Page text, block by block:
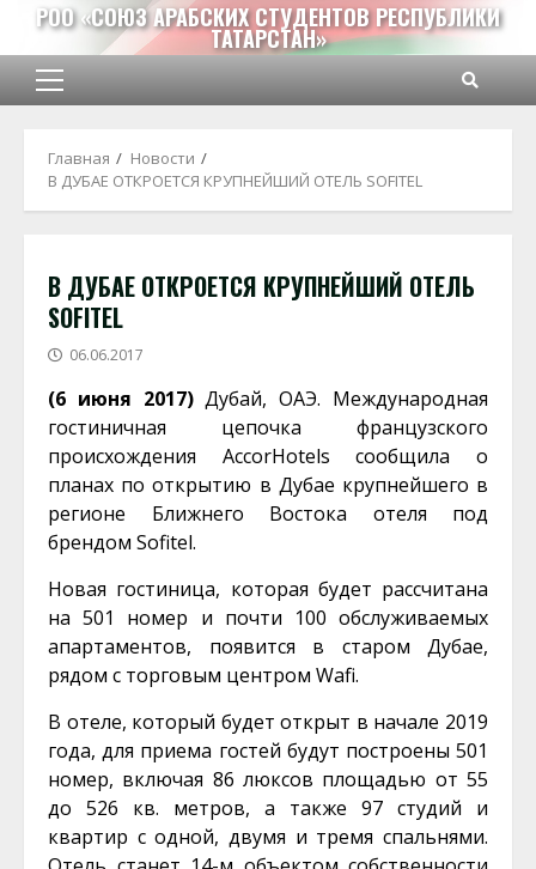
Перейти
содержимому
РОО «СОЮЗ АРАБСКИХ СТУДЕНТОВ РЕСПУБЛИКИ
ТАТАРСТАН»
Основное
Главная
Новости
​В ДУБАЕ ОТКРОЕТСЯ КРУПНЕЙШИЙ ОТЕЛЬ SOFITEL
​В ДУБАЕ ОТКРОЕТСЯ КРУПНЕЙШИЙ ОТЕЛЬ
SOFITEL
06.06.2017
(6 июня 2017)Дубай, ОАЭ. Международная
гостиничная цепочка французского
происхождения AccorHotels сообщила о
планах по открытию в Дубае крупнейшего в
регионе Ближнего Востока отеля под
брендом Sofitel.
Новая гостиница, которая будет рассчитана
на 501 номер и почти 100 обслуживаемых
апартаментов, появится в старом Дубае,
рядом с торговым центром Wafi.
В отеле, который будет открыт в начале 2019
года, для приема гостей будут построены 501
номер, включая 86 люксов площадью от 55
до 526 кв. метров, а также 97 студий и
квартир с одной, двумя и тремя спальнями.